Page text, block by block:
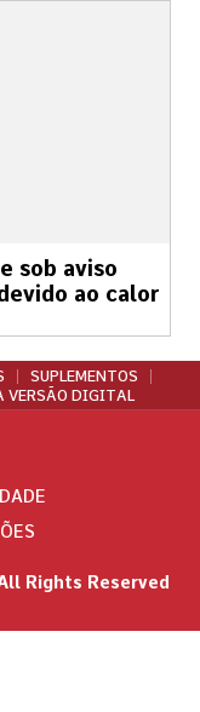
sob aviso
ao calor
SUPLEMENTOS
VERSÃO DIGITAL
Rights Reserved